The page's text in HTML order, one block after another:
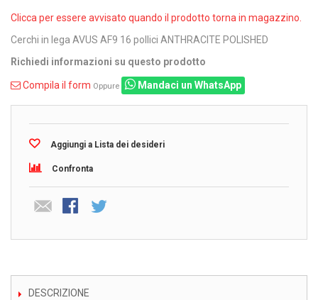
Clicca per essere avvisato quando il prodotto torna in magazzino.
Cerchi in lega AVUS AF9 16 pollici ANTHRACITE POLISHED
Richiedi informazioni su questo prodotto
Compila il form Oppure Mandaci un WhatsApp
Aggiungi a Lista dei desideri
Confronta
DESCRIZIONE